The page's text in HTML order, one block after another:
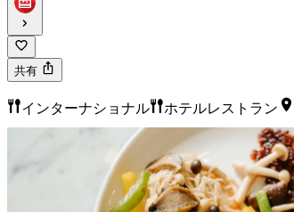
共有
インターナショナル ホテルレストラン